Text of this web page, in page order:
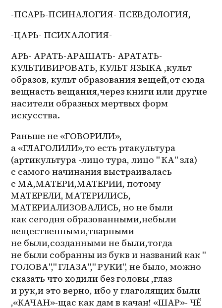
-ПСАРЬ-ПСИНАЛОГИЯ- ПСЕВДОЛОГИЯ,
-ЦАРЬ- ПСИХАЛОГИЯ-
АРЬ- АРАТЬ-АРАШАТЬ- АРАТАТЬ-
КУЛЬТИВИРОВАТЬ, КУЛЬТ ЯЗЫКА ,культ
образов, культ образования вещей,от сюда
вещнасть вещания,через книги или другие
насители образных мертвых форм
искусства.
Раньше не «ГОВОРИЛИ»,
а «ГЛАГОЛИЛИ»,то есть ртакультура
(артикультура -лицо тура, лицо " КА" зла)
с самого начинания выстраивалась
с МА,МАТЕРИ,МАТЕРИИ, потому
МАТЕРЕЛИ, МАТЕРИЛИСЬ,
МАТЕРИАЛИЗОВАЛИСЬ, но не были
как сегодня образованными,небыли
вещественными,тварными
не были,созданными не были,тогда
не были собранны из букв и названий как "
ГОЛОВА"," ГЛАЗА"," РУКИ", не было, можно
сказать что ходили без головы ,глаз
и рук,и это верно, ибо у глаголящих были
,«КАЧАН»-щас как дам в качан! «ШАР»- ЧЁ